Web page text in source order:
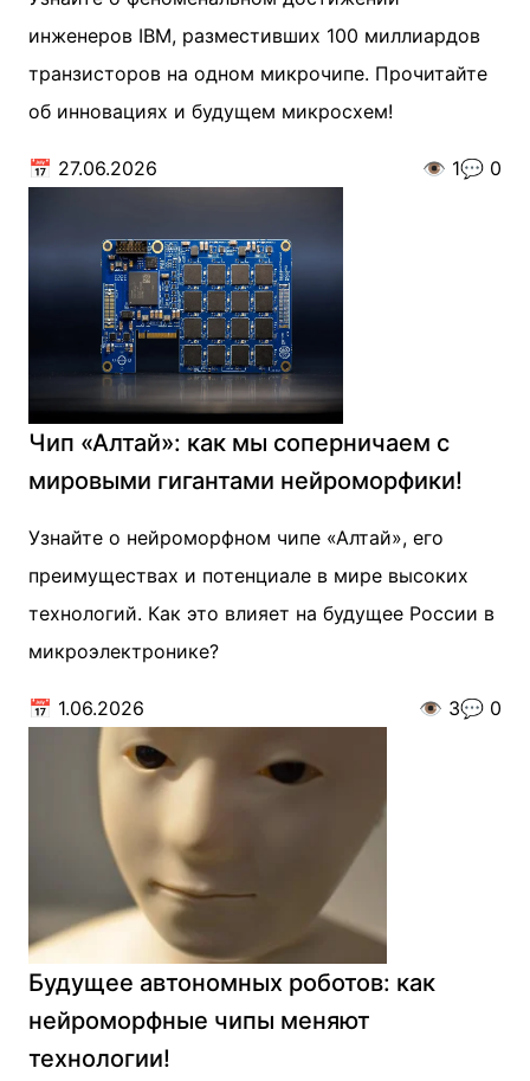
инженеров IBM, разместивших 100 миллиардов
транзисторов на одном микрочипе. Прочитайте
об инновациях и будущем микросхем!
📅 27.06.2026 👁️ 1💬 0
Чип «Алтай»: как мы соперничаем с
мировыми гигантами нейроморфики!
Узнайте о нейроморфном чипе «Алтай», его
преимуществах и потенциале в мире высоких
технологий. Как это влияет на будущее России в
микроэлектронике?
📅 1.06.2026 👁️ 3💬 0
Будущее автономных роботов: как
нейроморфные чипы меняют
технологии!